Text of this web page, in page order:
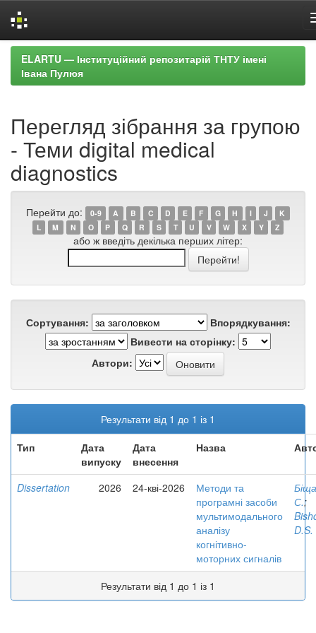
Skip
navigation
ELARTU — Інституційний репозитарій ТНТУ імені
Івана Пулюя
Перегляд зібрання за групою
- Теми digital medical
diagnostics
Перейти до: 0-9 A B C D E F G H I J
K
L
M N O P Q R S T U V W X Y Z
або ж введіть декілька перших літер:
Сортування:
Впорядкування:
Вивести на сторінку:
Автори:
Результати від 1 до 1 із 1
Тип
Дата
випуску
Дата
внесення
Назва
Dissertation 2026 24-кві-2026
Методи та
програмні засоби
мультимодального
аналізу
когнітивно-
моторних сигналів
С.;
D.S.
Результати від 1 до 1 із 1